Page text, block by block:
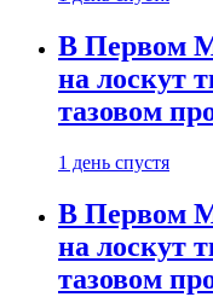
В Первом
на лоскут
тазовом
1 день спустя
В Первом
на лоскут
тазовом